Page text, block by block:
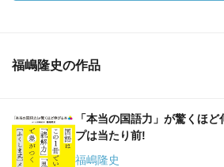
福嶋隆史の作品
「本当の国語力」が驚くほ
プは当たり前!
福嶋隆史